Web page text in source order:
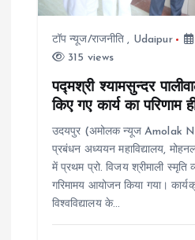
t
टॉप न्यूज/राजनीति , Udaipur
315 views
पद्मश्री श्यामसुन्दर
किए गए कार्य का परिणाम
उदयपुर (अमोलक न्यूज Amolak
प्रबंधन अध्ययन महाविद्यालय,
में प्रथम प्रो. विजय श्रीमाली स्मृति
गरिमामय आयोजन किया गया।
विश्वविद्यालय के…